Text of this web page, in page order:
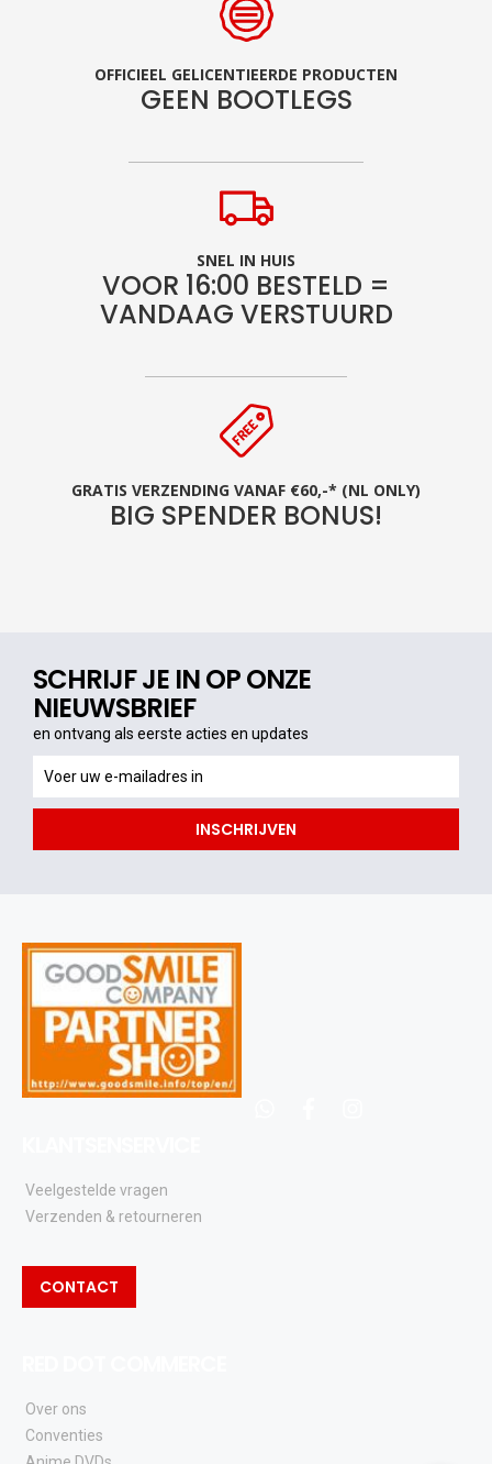
OFFICIEEL GELICENTIEERDE PRODUCTEN
GEEN BOOTLEGS
SNEL IN HUIS
VOOR 16:00 BESTELD =
VANDAAG VERSTUURD
GRATIS VERZENDING VANAF €60,-* (NL ONLY)
BIG SPENDER BONUS!
SCHRIJF JE IN OP ONZE
NIEUWSBRIEF
en ontvang als eerste acties en updates
ontvang
als
acties
INSCHRIJVEN
Veelgestelde vragen
Verzenden & retourneren
CONTACT
Over ons
Conventies